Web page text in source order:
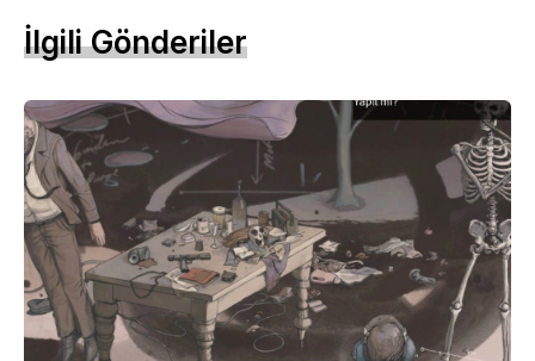
İlgili Gönderiler